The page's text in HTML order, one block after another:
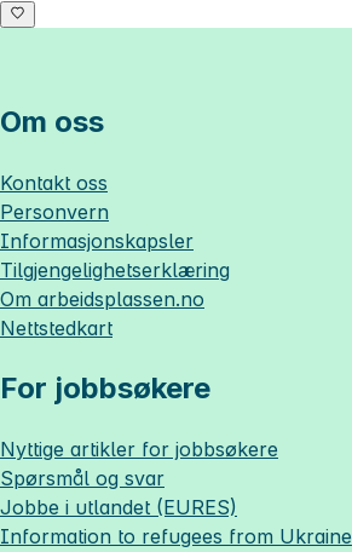
Om oss
Kontakt oss
Personvern
Informasjonskapsler
Tilgjengelighetserklæring
Om arbeidsplassen.no
Nettstedkart
For jobbsøkere
Nyttige artikler for jobbsøkere
Spørsmål og svar
Jobbe i utlandet (EURES)
Information to refugees from Ukraine